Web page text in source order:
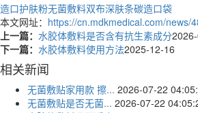
造口护肤粉无菌敷料双布深肤条碳造口袋
本文网址： https://cn.mdkmedical.com/news/
上一篇： 水胶体敷料是否含有抗生素成分
下一篇： 水胶体敷料使用方法2025-12-16
相关新闻
无菌敷贴家用款 擦... 2026-07-22
无菌敷贴是否无菌... 2026-07-22